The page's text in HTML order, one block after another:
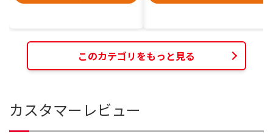
このカテゴリをもっと見る
カスタマーレビュー